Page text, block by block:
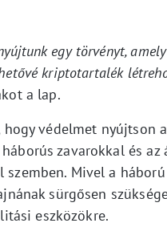
egy törvényt,
kriptotartalék
a lap.
hogy védelmet nyújtson
zavarokkal és az
szemben. Mivel a
sürgősen
eszközökre.